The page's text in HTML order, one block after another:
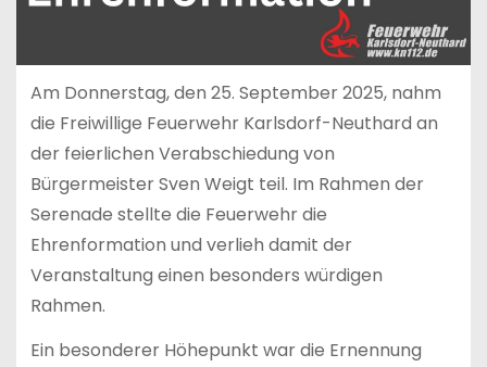
Am Donnerstag, den 25. September 2025, nahm
die Freiwillige Feuerwehr Karlsdorf-Neuthard an
der feierlichen Verabschiedung von
Bürgermeister Sven Weigt teil. Im Rahmen der
Serenade stellte die Feuerwehr die
Ehrenformation und verlieh damit der
Veranstaltung einen besonders würdigen
Rahmen.
Ein besonderer Höhepunkt war die Ernennung